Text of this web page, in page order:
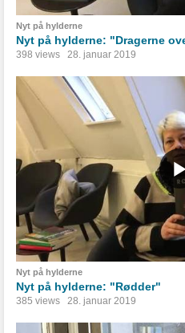
Nyt på hylderne
Nyt på hylderne: "Dragerne
398 views 28. januar 2019
Nyt på hylderne
Nyt på hylderne: "Rødder"
385 views 28. januar 2019